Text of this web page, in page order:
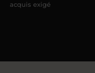
acquis exigé